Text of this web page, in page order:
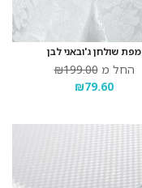
מפת שולחן ג'ובאני לבן
החל מ ₪199.00
₪79.60